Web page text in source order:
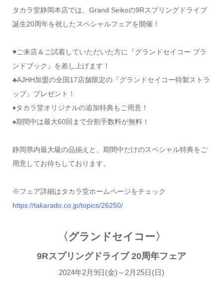
タカラ堂静岡本店では、Grand Seikoの9Rスプリングドライブ
誕生20周年を祝したスペシャルフェアを開催！
♥️ご来店＆ご試着していただいた方に『グランドセイコー ブラ
ンドブック』を差し上げます！
♣️AJHH加盟の全国17店舗限定の『グランドセイコー特製ストラ
ップ』プレゼント！
♦️タカラ堂オリジナルの追加特典もご用意！
♠️期間中は最大60回まで分割手数料が無料！
静岡県内最大級の品揃えと、期間中だけのスペシャル特典をご
用意してお待ちしております。
※フェア詳細はタカラ堂ホームページをチェック
https://takarado.co.jp/topics/26250/
〈グランドセイコー〉
9Rスプリングドライブ 20周年フェア
2024年2月9日(金)～2月25日(日)